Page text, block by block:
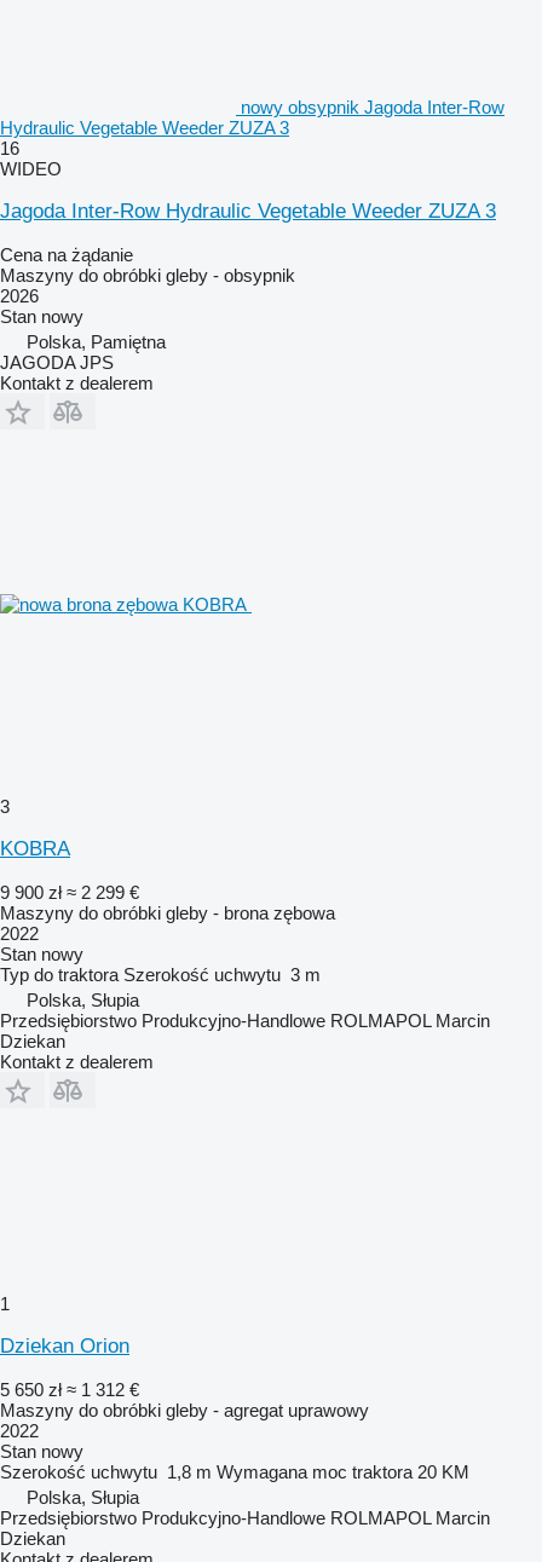
nowy obsypnik Jagoda Inter-Row
Hydraulic Vegetable Weeder ZUZA 3
16
WIDEO
Jagoda Inter-Row Hydraulic Vegetable Weeder ZUZA 3
Cena na żądanie
Maszyny do obróbki gleby - obsypnik
2026
Stan nowy
Polska, Pamiętna
JAGODA JPS
Kontakt z dealerem
3
KOBRA
9 900 zł ≈ 2 299 €
Maszyny do obróbki gleby - brona zębowa
2022
Stan nowy
Typ do traktora Szerokość uchwytu 3 m
Polska, Słupia
Przedsiębiorstwo Produkcyjno-Handlowe ROLMAPOL Marcin
Dziekan
Kontakt z dealerem
1
Dziekan Orion
5 650 zł ≈ 1 312 €
Maszyny do obróbki gleby - agregat uprawowy
2022
Stan nowy
Szerokość uchwytu 1,8 m Wymagana moc traktora 20 KM
Polska, Słupia
Przedsiębiorstwo Produkcyjno-Handlowe ROLMAPOL Marcin
Dziekan